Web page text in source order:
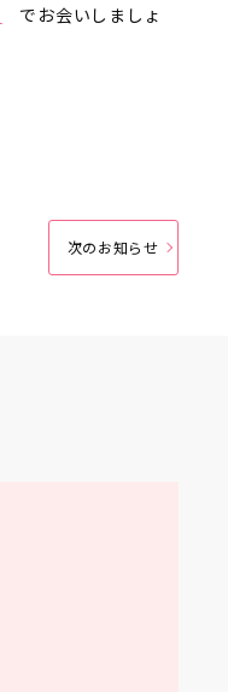
でお会いしましょ
次のお知らせ